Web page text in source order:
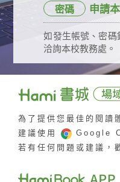
密碼 申請
如發生帳號、密
洽詢本校教務處。
為了提供您最佳的閱讀
建議使用
Google
若有任何問題或建議，